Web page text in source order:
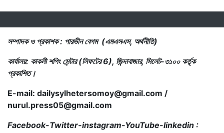
সম্পাদক ও প্রকাশক : পারভীন বেগম (এমএসএস, অর্থনীতি)
কার্যালয়: কাকলী শপিং সেন্টার (লিফটের 6), জিন্দাবাজার, সিলেট-৩১০০ কর্তৃক
প্রকাশিত।
E-mail: dailysylhetersomoy@gmail.com /
nurul.press05@gmail.com
Facebook-Twitter-instagram-YouTube-linkedin :